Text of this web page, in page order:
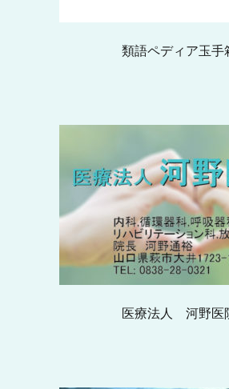
類語ペディア玉手
医療法人 河野医